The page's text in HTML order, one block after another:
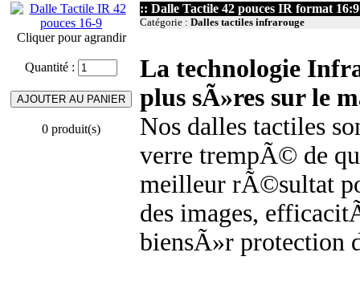
Cliquer pour agrandir
Quantité :
0 produit(s)
:: Dalle Tactile 42 pouces IR format 16:9
Catégorie : Dalles tactiles infrarouge
La technologie
plus sÃ»res sur le
Nos dalles tactiles
verre trempÃ© de
meilleur rÃ©sultat
des images,
biensÃ»r protection